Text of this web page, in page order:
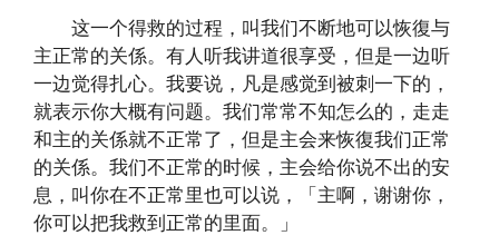
这一个得救的过程，叫我们不断地可以恢復与
主正常的关係。有人听我讲道很享受，但是一边听
一边觉得扎心。我要说，凡是感觉到被刺一下的，
就表示你大概有问题。我们常常不知怎么的，走走
和主的关係就不正常了，但是主会来恢復我们正常
的关係。我们不正常的时候，主会给你说不出的安
息，叫你在不正常里也可以说，「主啊，谢谢你，
你可以把我救到正常的里面。」